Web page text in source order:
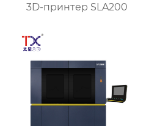
3D-принтер SLA200